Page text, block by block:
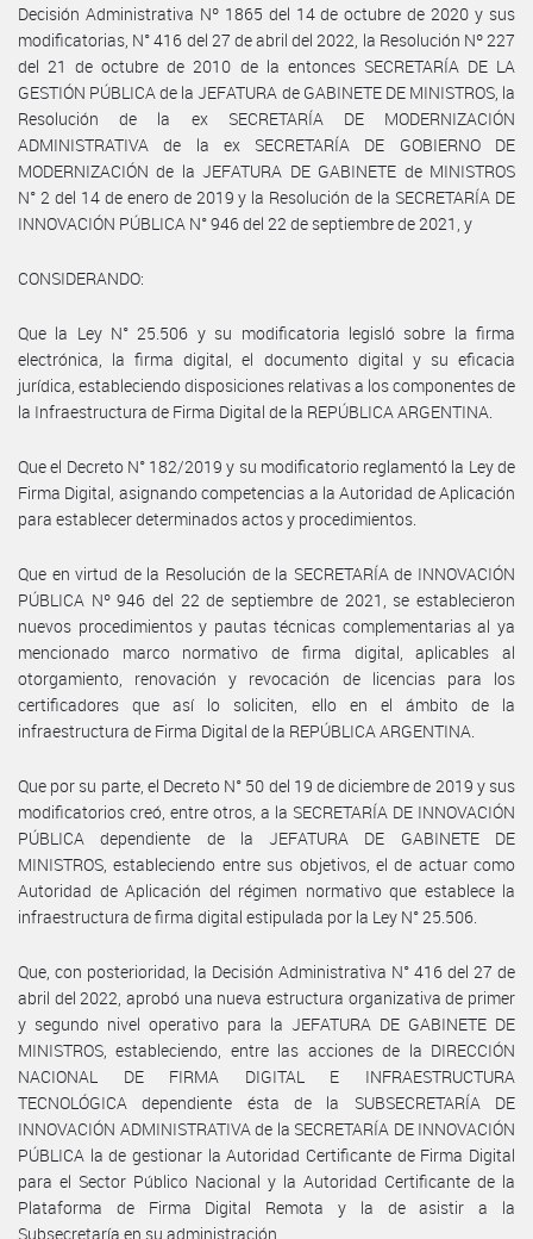
Decisión Administrativa Nº 1865 del 14 de octubre de 2020 y sus
modificatorias, N° 416 del 27 de abril del 2022, la Resolución Nº 227
del 21 de octubre de 2010 de la entonces SECRETARÍA DE LA
GESTIÓN PÚBLICA de la JEFATURA de GABINETE DE MINISTROS, la
Resolución de la ex SECRETARÍA DE MODERNIZACIÓN
ADMINISTRATIVA de la ex SECRETARÍA DE GOBIERNO DE
MODERNIZACIÓN de la JEFATURA DE GABINETE de MINISTROS
N° 2 del 14 de enero de 2019 y la Resolución de la SECRETARÍA DE
INNOVACIÓN PÚBLICA N° 946 del 22 de septiembre de 2021, y
CONSIDERANDO:
Que la Ley N° 25.506 y su modificatoria legisló sobre la firma
electrónica, la firma digital, el documento digital y su eficacia
jurídica, estableciendo disposiciones relativas a los componentes de
la Infraestructura de Firma Digital de la REPÚBLICA ARGENTINA.
Que el Decreto N° 182/2019 y su modificatorio reglamentó la Ley de
Firma Digital, asignando competencias a la Autoridad de Aplicación
para establecer determinados actos y procedimientos.
Que en virtud de la Resolución de la SECRETARÍA de INNOVACIÓN
PÚBLICA Nº 946 del 22 de septiembre de 2021, se establecieron
nuevos procedimientos y pautas técnicas complementarias al ya
mencionado marco normativo de firma digital, aplicables al
otorgamiento, renovación y revocación de licencias para los
certificadores que así lo soliciten, ello en el ámbito de la
infraestructura de Firma Digital de la REPÚBLICA ARGENTINA.
Que por su parte, el Decreto N° 50 del 19 de diciembre de 2019 y sus
modificatorios creó, entre otros, a la SECRETARÍA DE INNOVACIÓN
PÚBLICA dependiente de la JEFATURA DE GABINETE DE
MINISTROS, estableciendo entre sus objetivos, el de actuar como
Autoridad de Aplicación del régimen normativo que establece la
infraestructura de firma digital estipulada por la Ley N° 25.506.
Que, con posterioridad, la Decisión Administrativa N° 416 del 27 de
abril del 2022, aprobó una nueva estructura organizativa de primer
y segundo nivel operativo para la JEFATURA DE GABINETE DE
MINISTROS, estableciendo, entre las acciones de la DIRECCIÓN
NACIONAL DE FIRMA DIGITAL E INFRAESTRUCTURA
TECNOLÓGICA dependiente ésta de la SUBSECRETARÍA DE
INNOVACIÓN ADMINISTRATIVA de la SECRETARÍA DE INNOVACIÓN
PÚBLICA la de gestionar la Autoridad Certificante de Firma Digital
para el Sector Público Nacional y la Autoridad Certificante de la
Plataforma de Firma Digital Remota y la de asistir a la
Subsecretaría en su administración.